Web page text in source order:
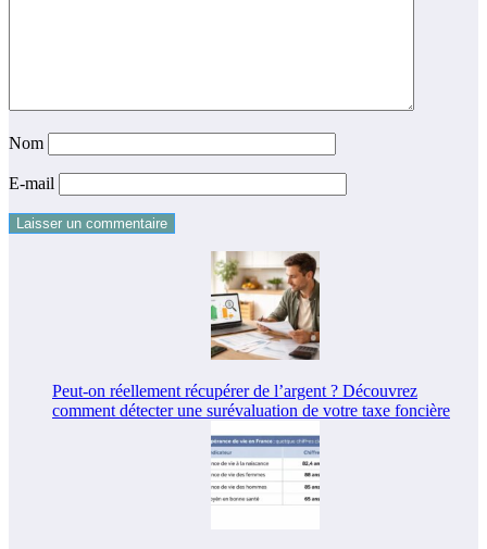
Nom
E-mail
Peut-on réellement récupérer de l’argent ? Découvrez
comment détecter une surévaluation de votre taxe foncière